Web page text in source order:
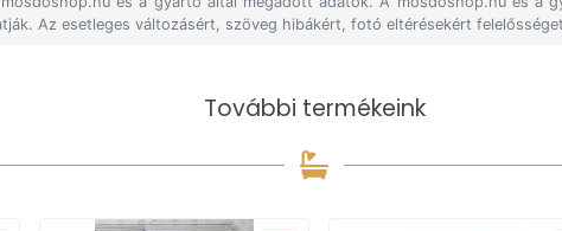
Az esetleges változásért, szöveg hibákért, fotó eltérésekért
További termékeink